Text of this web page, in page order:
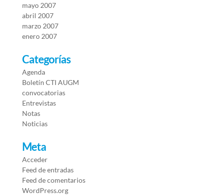
mayo 2007
abril 2007
marzo 2007
enero 2007
Categorías
Agenda
Boletín CTI AUGM
convocatorias
Entrevistas
Notas
Noticias
Meta
Acceder
Feed de entradas
Feed de comentarios
WordPress.org